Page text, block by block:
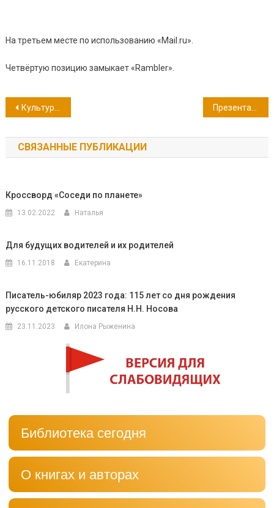
На третьем месте по использованию «Mail.ru».
Четвёртую позицию замыкает «Rambler».
Навигация
по
записям
Культурный марафон Презентация книги Э. Успенского и И. Агрон «Бизнес крокодила Гены»
СВЯЗАННЫЕ ПУБЛИКАЦИИ
Кроссворд «Соседи по планете»
13.02.2022 Наталья
Для будущих водителей и их родителей
16.11.2018 Екатерина
Писатель-юбиляр 2023 года: 115 лет со дня рождения
русского детского писателя Н.Н. Носова
23.11.2023 Илона Рыженина
Библиотека сегодня
О книгах и авторах